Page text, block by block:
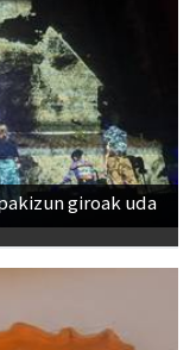
giroak uda